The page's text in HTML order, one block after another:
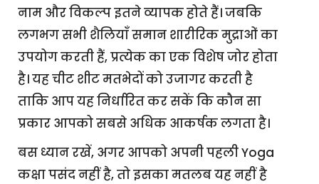
नाम और विकल्प इतने व्यापक होते हैं। जबकि
लगभग सभी शैलियाँ समान शारीरिक मुद्राओं का
उपयोग करती हैं, प्रत्येक का एक विशेष जोर होता
है। यह चीट शीट मतभेदों को उजागर करती है
ताकि आप यह निर्धारित कर सकें कि कौन सा
प्रकार आपको सबसे अधिक आकर्षक लगता है।
बस ध्यान रखें, अगर आपको अपनी पहली Yoga
कक्षा पसंद नहीं है, तो इसका मतलब यह नहीं है